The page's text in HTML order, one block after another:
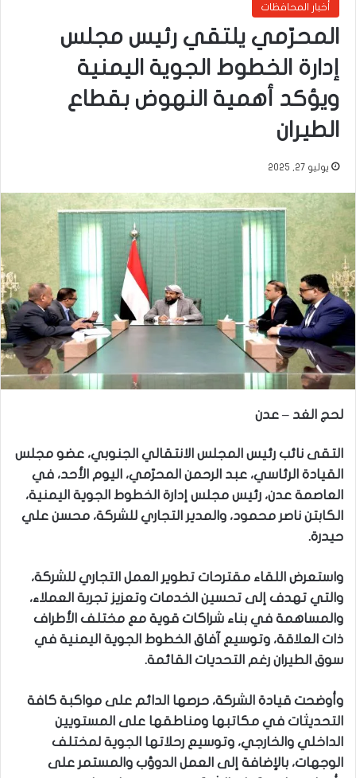
أخبار المحافظات
المحرّمي يلتقي رئيس مجلس
إدارة الخطوط الجوية اليمنية
ويؤكد أهمية النهوض بقطاع
الطيران
يوليو 27, 2025
لحج الغد – عدن
التقى نائب رئيس المجلس الانتقالي الجنوبي، عضو مجلس
القيادة الرئاسي، عبد الرحمن المحرّمي، اليوم الأحد، في
العاصمة عدن، رئيس مجلس إدارة الخطوط الجوية اليمنية،
الكابتن ناصر محمود، والمدير التجاري للشركة، محسن علي
حيدرة.
واستعرض اللقاء مقترحات تطوير العمل التجاري للشركة،
والتي تهدف إلى تحسين الخدمات وتعزيز تجربة العملاء،
والمساهمة في بناء شراكات قوية مع مختلف الأطراف
ذات العلاقة، وتوسيع آفاق الخطوط الجوية اليمنية في
سوق الطيران رغم التحديات القائمة.
وأوضحت قيادة الشركة، حرصها الدائم على مواكبة كافة
التحديثات في مكاتبها ومناطقها على المستويين
الداخلي والخارجي، وتوسيع رحلاتها الجوية لمختلف
الوجهات، بالإضافة إلى العمل الدوؤب والمستمر على